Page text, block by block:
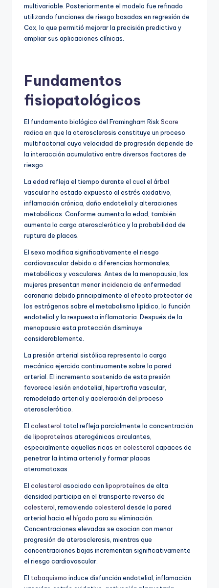
multivariable. Posteriormente el modelo fue refinado
utilizando funciones de riesgo basadas en regresión de
Cox, lo que permitió mejorar la precisión predictiva y
ampliar sus aplicaciones clínicas.
Fundamentos
fisiopatológicos
El fundamento biológico del Framingham Risk Score
radica en que la aterosclerosis constituye un proceso
multifactorial cuya velocidad de progresión depende de
la interacción acumulativa entre diversos factores de
riesgo.
La edad refleja el tiempo durante el cual el árbol
vascular ha estado expuesto al estrés oxidativo,
inflamación crónica, daño endotelial y alteraciones
metabólicas. Conforme aumenta la edad, también
aumenta la carga aterosclerótica y la probabilidad de
ruptura de placas.
El sexo modifica significativamente el riesgo
cardiovascular debido a diferencias hormonales,
metabólicas y vasculares. Antes de la menopausia, las
mujeres presentan menorincidencia de enfermedad
coronaria debido principalmente al efecto protector de
los estrógenos sobre el metabolismo lipídico, la función
endotelial y la respuesta inflamatoria. Después de la
menopausia esta protección disminuye
considerablemente.
La presión arterial sistólica representa la carga
mecánica ejercida continuamente sobre la pared
arterial. El incremento sostenido de esta presión
favorece lesión endotelial, hipertrofia vascular,
remodelado arterial y aceleración del proceso
aterosclerótico.
El colesterol total refleja parcialmente la concentración
de lipoproteínas aterogénicas circulantes,
especialmente aquellas ricas en colesterol capaces de
penetrar la íntima arterial y formar placas
ateromatosas.
El colesterol asociado con lipoproteínas de alta
densidad participa en el transporte reverso de
colesterol , removiendo colesterol desde la pared
arterial hacia el hígado para su eliminación.
Concentraciones elevadas se asocian con menor
progresión de aterosclerosis, mientras que
concentraciones bajas incrementan significativamente
el riesgo cardiovascular.
El tabaquismo induce disfunción endotelial, inflamación